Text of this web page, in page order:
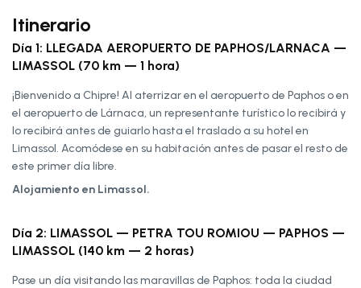
Itinerario
Día 1: LLEGADA AEROPUERTO DE PAPHOS/LARNACA —
LIMASSOL (70 km — 1 hora)
¡Bienvenido a Chipre! Al aterrizar en el aeropuerto de Paphos o en
el aeropuerto de Lárnaca, un representante turístico lo recibirá y
lo recibirá antes de guiarlo hasta el traslado a su hotel en
Limassol. Acomódese en su habitación antes de pasar el resto de
este primer día libre.
Alojamiento en Limassol.
Día 2: LIMASSOL — PETRA TOU ROMIOU — PAPHOS —
LIMASSOL (140 km — 2 horas)
Pase un día visitando las maravillas de Paphos: toda la ciudad